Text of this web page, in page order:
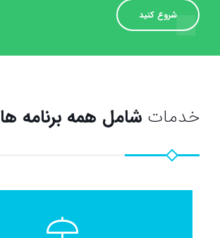
شروع کنید
خدمات شامل همه برنامه ها